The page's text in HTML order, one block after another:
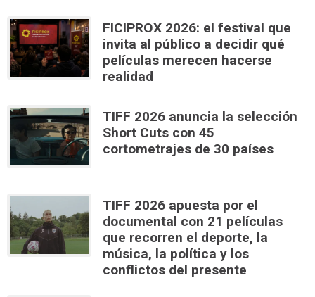
FICIPROX 2026: el festival que
invita al público a decidir qué
películas merecen hacerse
realidad
TIFF 2026 anuncia la selección
Short Cuts con 45
cortometrajes de 30 países
TIFF 2026 apuesta por el
documental con 21 películas
que recorren el deporte, la
música, la política y los
conflictos del presente